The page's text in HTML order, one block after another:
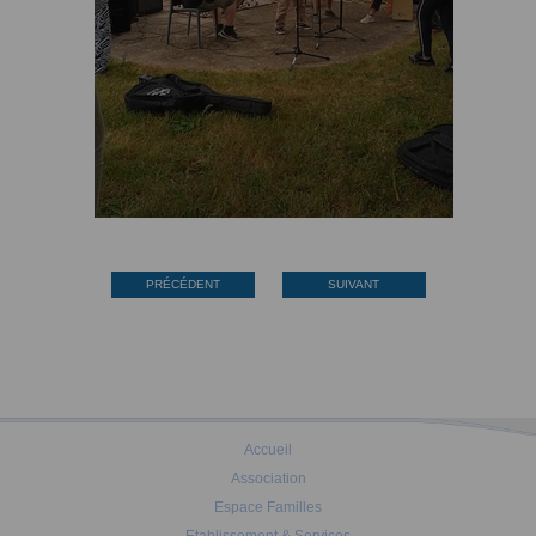
PRÉCÉDENT SUIVANT
Accueil
Association
Espace Familles